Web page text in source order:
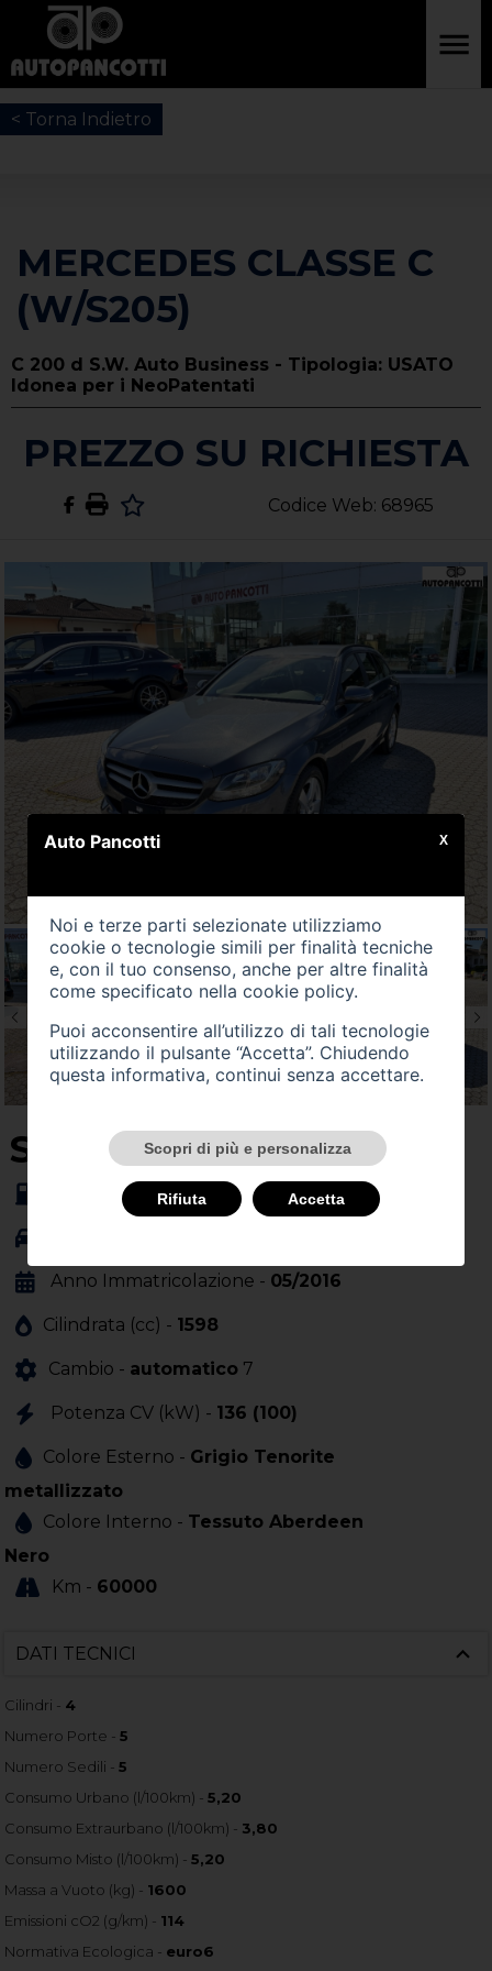
< Torna Indietro
Codice Web: 68965
MERCEDES CLASSE C
(W/S205)
C 200 d S.W. Auto Business - Tipologia: USATO
Idonea per i NeoPatentati
PREZZO SU RICHIESTA
SU QUEST'AUTO
Alimentazione -gasolio
Anno Immatricolazione - 05/2016
Cilindrata (cc) - 1598
Cambio - automatico 7
Potenza CV (kW) - 136 (100)
Colore Esterno - Grigio Tenorite
metallizzato
Colore Interno - Tessuto Aberdeen
Nero
Km - 60000
DATI TECNICI
Cilindri - 4
Numero Porte -5
Numero Sedili -5
Consumo Urbano (l/100km) -5,20
Consumo Extraurbano (l/100km) - 3,80
Consumo Misto (l/100km) -5,20
Massa a Vuoto (kg) - 1600
Emissioni cO2 (g/km) - 114
Normativa Ecologica - euro6
Auto Pancotti
Noi e terze parti selezionate utilizziamo
cookie o tecnologie simili per finalità tecniche
e, con il tuo consenso, anche per altre finalità
come specificato nella cookie policy.
Puoi acconsentire all’utilizzo di tali tecnologie
utilizzando il pulsante “Accetta”. Chiudendo
questa informativa, continui senza accettare.
Scopri di più e personalizza
Rifiuta Accetta
X